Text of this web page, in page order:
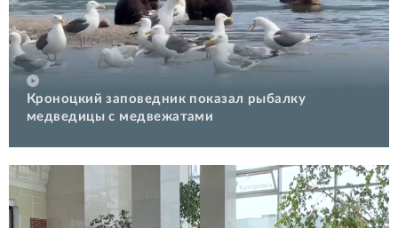
Кроноцкий заповедник показал рыбалку
медведицы с медвежатами